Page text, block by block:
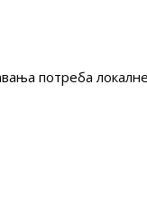
потреба